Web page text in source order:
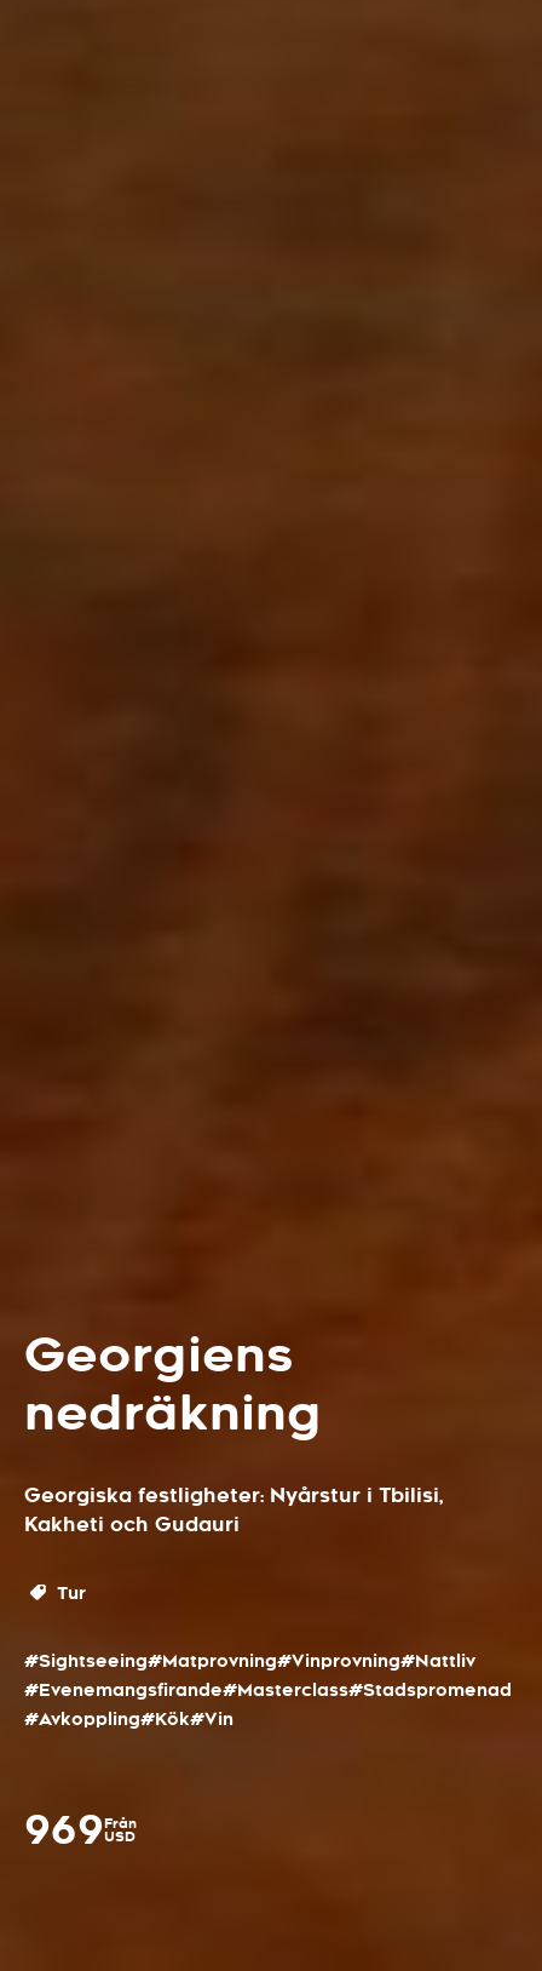
Georgiens
nedräkning
Georgiska festligheter: Nyårstur i Tbilisi,
Kakheti och Gudauri
Tur
#Sightseeing#Matprovning#Vinprovning#Nattliv
#Evenemangsfirande#Masterclass#Stadspromenad
#Avkoppling#Kök#Vin
969Från
USD